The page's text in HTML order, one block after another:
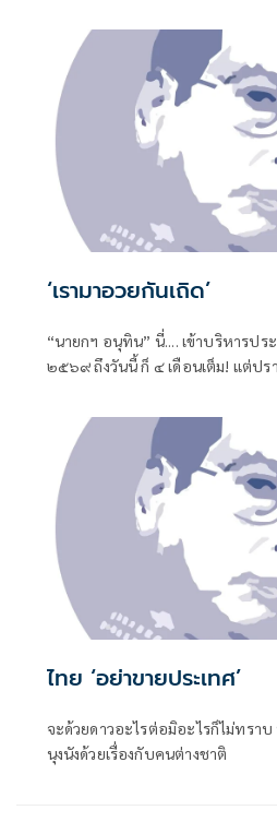
แรกเพื่อสร้างรากฐานเด็กไทย
‘เรามาอวยกันเถิด’
“นายกฯ อนุทิน” นี่.... เข้าบริหารปร
๒๕๖๙ ถึงวันนี้ ก็ ๔ เดือนเต็ม! แต่ปร
ไทย ‘อย่าขายประเทศ’
จะด้วยดาวอะไรต่อมิอะไรก็ไม่ทรา
นุงนังด้วยเรื่องกับคนต่างชาติ